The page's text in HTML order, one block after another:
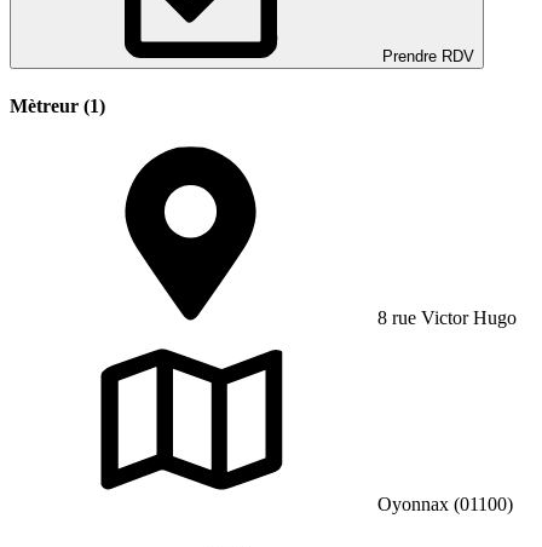
Prendre RDV
Mètreur (1)
8 rue Victor Hugo
Oyonnax (01100)